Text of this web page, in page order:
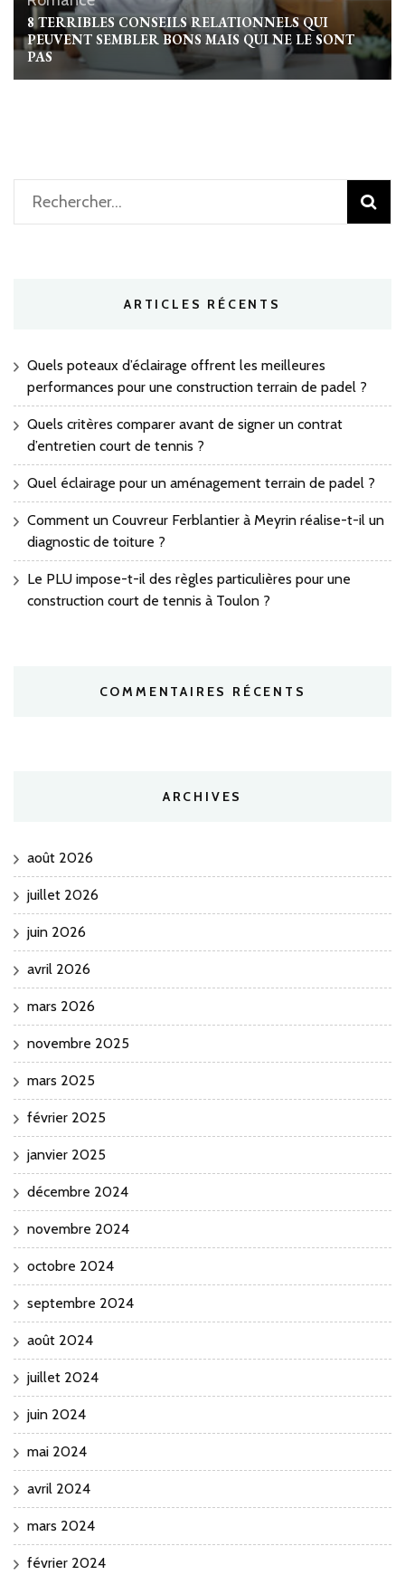
8 TERRIBLES CONSEILS RELATIONNELS QUI
PEUVENT SEMBLER BONS MAIS QUI NE LE SONT
PAS
Rechercher :
ARTICLES RÉCENTS
Quels poteaux d’éclairage offrent les meilleures
performances pour une construction terrain de padel ?
Quels critères comparer avant de signer un contrat
d’entretien court de tennis ?
Quel éclairage pour un aménagement terrain de padel ?
Comment un Couvreur Ferblantier à Meyrin réalise-t-il un
diagnostic de toiture ?
Le PLU impose-t-il des règles particulières pour une
construction court de tennis à Toulon ?
COMMENTAIRES RÉCENTS
ARCHIVES
août 2026
juillet 2026
juin 2026
avril 2026
mars 2026
novembre 2025
mars 2025
février 2025
janvier 2025
décembre 2024
novembre 2024
octobre 2024
septembre 2024
août 2024
juillet 2024
juin 2024
mai 2024
avril 2024
mars 2024
février 2024